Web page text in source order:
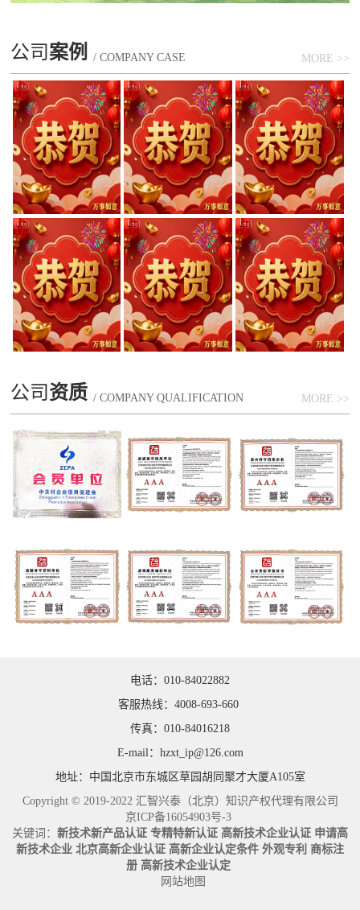
公司案例 / COMPANY CASE MORE >>
公司资质 / COMPANY QUALIFICATION MORE >>
电话：010-84022882
客服热线：4008-693-660
传真：010-84016218
E-mail：hzxt_ip@126.com
地址：中国北京市东城区草园胡同聚才大厦A105室
Copyright © 2019-2022 汇智兴泰（北京）知识产权代理有限公司
京ICP备16054903号-3
关键词： 新技术新产品认证 专精特新认证 高新技术企业认证 申请高
新技术企业 北京高新企业认证 高新企业认定条件 外观专利 商标注
册 高新技术企业认定
网站地图